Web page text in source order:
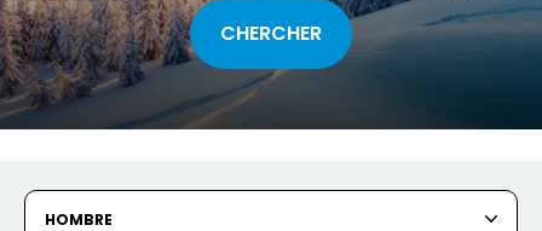
December
1 2 3 4 5
HOMBRE